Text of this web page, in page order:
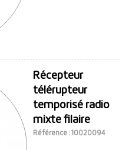
Récepteur
télérupteur
temporisé radio
mixte filaire
Référence : 10020094